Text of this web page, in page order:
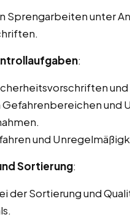
Sprengarbeiten unter
:
und
und
Sortierung:
der Sortierung und